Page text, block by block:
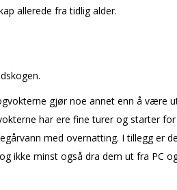
allerede fra tidlig alder.
gjør noe annet enn å være
har flere fine turer og starter
med overnatting. I tillegg er
ikke minst også dra dem ut fra PC